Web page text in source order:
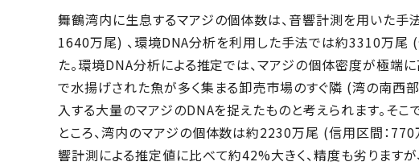
舞鶴湾内に生息するマアジの個体数は、音響計測を用いた
1640万尾) 、環境DNA分析を利用した手法では約3310万尾
た。環境DNA分析による推定では、マアジの個体密度が極端
で水揚げされた魚が多く集まる卸売市場のすぐ隣 (湾の南西
入する大量のマアジのDNAを捉えたものと考えられます。そ
ところ、湾内のマアジの個体数は約2230万尾 (信用区間：
響計測による推定値に比べて約42%大きく、精度も劣ります